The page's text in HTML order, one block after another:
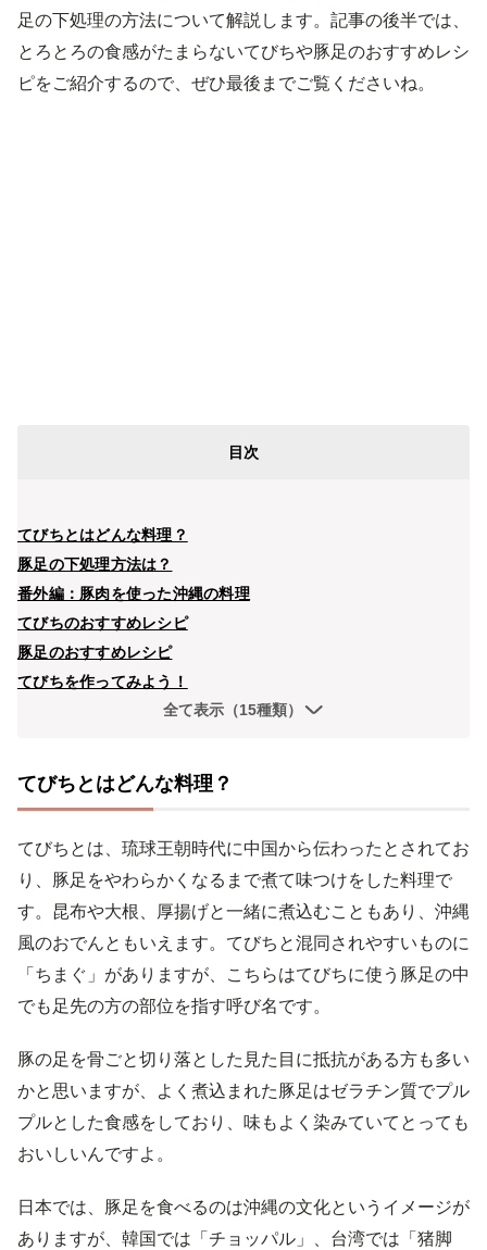
足の下処理の方法について解説します。記事の後半では、
とろとろの食感がたまらないてびちや豚足のおすすめレシ
ピをご紹介するので、ぜひ最後までご覧くださいね。
目次
てびちとはどんな料理？
豚足の下処理方法は？
番外編：豚肉を使った沖縄の料理
てびちのおすすめレシピ
豚足のおすすめレシピ
てびちを作ってみよう！
全て表示（15種類）
てびちとはどんな料理？
てびちとは、琉球王朝時代に中国から伝わったとされてお
り、豚足をやわらかくなるまで煮て味つけをした料理で
す。昆布や大根、厚揚げと一緒に煮込むこともあり、沖縄
風のおでんともいえます。てびちと混同されやすいものに
「ちまぐ」がありますが、こちらはてびちに使う豚足の中
でも足先の方の部位を指す呼び名です。
豚の足を骨ごと切り落とした見た目に抵抗がある方も多い
かと思いますが、よく煮込まれた豚足はゼラチン質でプル
プルとした食感をしており、味もよく染みていてとっても
おいしいんですよ。
日本では、豚足を食べるのは沖縄の文化というイメージが
ありますが、韓国では「チョッパル」、台湾では「猪脚